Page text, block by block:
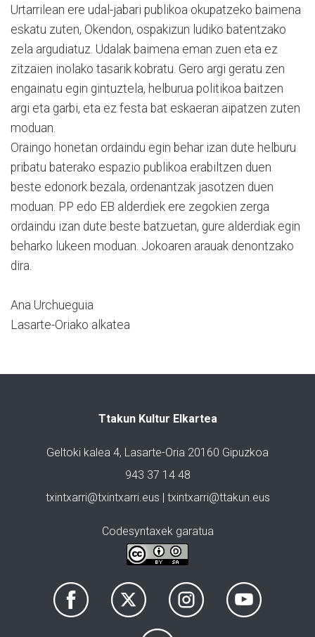
Urtarrilean ere udal-jabari publikoa okupatzeko baimena
eskatu zuten, Okendon, ospakizun ludiko batentzako
zela argudiatuz. Udalak baimena eman zuen eta ez
zitzaien inolako tasarik kobratu. Gero argi geratu zen
engainatu egin gintuztela, helburua politikoa baitzen
argi eta garbi, eta ez festa bat eskaeran aipatzen zuten
moduan.
Oraingo honetan ordaindu egin behar izan dute helburu
pribatu baterako espazio publikoa erabiltzen duen
beste edonork bezala, ordenantzak jasotzen duen
moduan. PP edo EB alderdiek ere zegokien zerga
ordaindu izan dute beste batzuetan, gure alderdiak egin
beharko lukeen moduan. Jokoaren arauak denontzako
dira.
Ana Urchueguia
Lasarte-Oriako alkatea
Ttakun Kultur Elkartea
Geltoki kalea 4, Lasarte-Oria 20160 Gipuzkoa
943 37 14 48
txintxarri@txintxarri.eus | txintxarri@ttakun.eus
Codesyntaxek garatua